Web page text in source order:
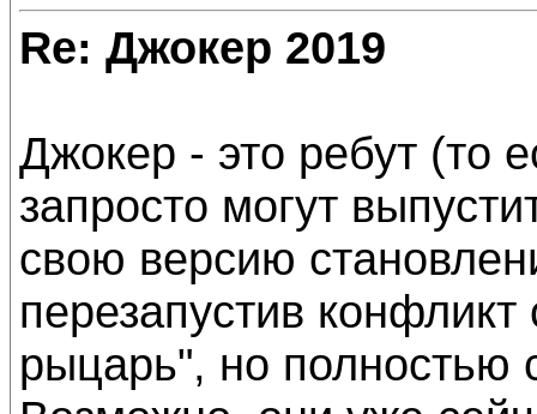
Re: Джокер 2019
Джокер - это ребут (то
запросто могут
свою версию
перезапустив
рыцарь", но полностью